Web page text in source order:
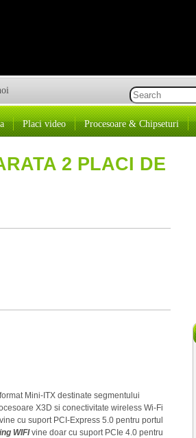
Placi video Procesoare & Chipseturi
2 PLACI DE
Mini-ITX destinate segmentului
X3D si conectivitate wireless Wi-Fi
cu suport PCI-Express 5.0 pentru portul
WIFIvine doar cu suport PCIe 4.0 pentru